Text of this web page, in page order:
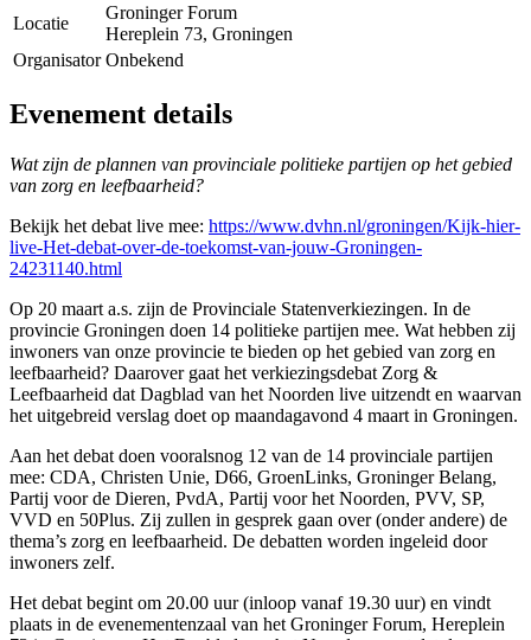
Locatie
Groninger Forum
Hereplein 73, Groningen
Organisator Onbekend
Evenement details
Wat zijn de plannen van provinciale politieke partijen op het gebied
van zorg en leefbaarheid?
Bekijk het debat live mee: https://www.dvhn.nl/groningen/Kijk-hier-
live-Het-debat-over-de-toekomst-van-jouw-Groningen-
24231140.html
Op 20 maart a.s. zijn de Provinciale Statenverkiezingen. In de
provincie Groningen doen 14 politieke partijen mee. Wat hebben zij
inwoners van onze provincie te bieden op het gebied van zorg en
leefbaarheid? Daarover gaat het verkiezingsdebat Zorg &
Leefbaarheid dat Dagblad van het Noorden live uitzendt en waarvan
het uitgebreid verslag doet op maandagavond 4 maart in Groningen.
Aan het debat doen vooralsnog 12 van de 14 provinciale partijen
mee: CDA, Christen Unie, D66, GroenLinks, Groninger Belang,
Partij voor de Dieren, PvdA, Partij voor het Noorden, PVV, SP,
VVD en 50Plus. Zij zullen in gesprek gaan over (onder andere) de
thema’s zorg en leefbaarheid. De debatten worden ingeleid door
inwoners zelf.
Het debat begint om 20.00 uur (inloop vanaf 19.30 uur) en vindt
plaats in de evenementenzaal van het Groninger Forum, Hereplein